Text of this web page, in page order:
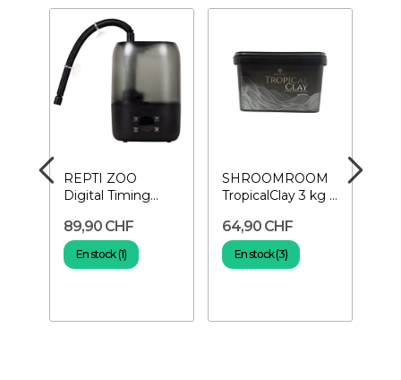
REPTI ZOO
Digital Timing
Humidificateur...
89,90 CHF
En stock (1)
SHROOMROOM
TropicalClay 3 kg –
de terrarium
64,90 CHF
En stock (3)